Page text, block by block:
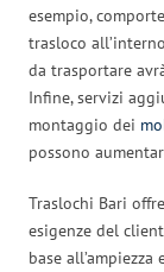
esempio,
trasloco
da trasportare
Infine, servizi
montaggio dei
possono
Traslochi Bari
esigenze del
base